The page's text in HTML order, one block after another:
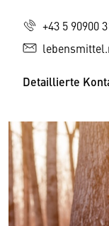
+43 5 90900
Detaillierte